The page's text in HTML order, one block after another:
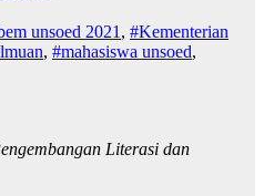
unsoed 2021, #Kementerian
, #mahasiswa unsoed,
Literasi dan